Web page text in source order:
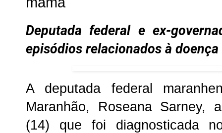
Deputada federal e ex-
episódios relacionados à
A deputada federal
Maranhão, Roseana Sarney,
(14) que foi diagnosticada